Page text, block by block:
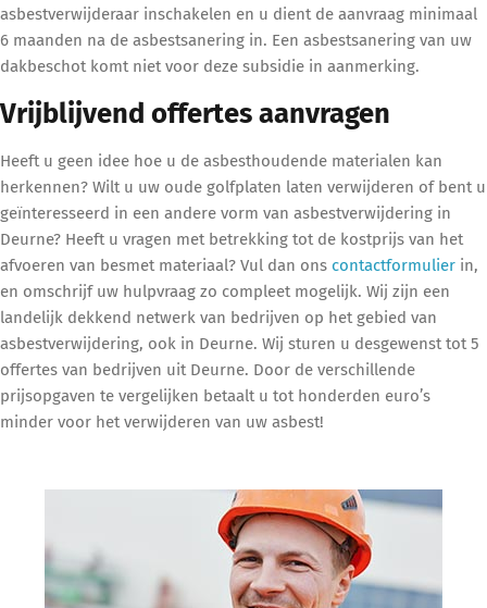
asbestverwijderaar inschakelen en u dient de aanvraag minimaal
6 maanden na de asbestsanering in. Een asbestsanering van uw
dakbeschot komt niet voor deze subsidie in aanmerking.
Vrijblijvend offertes aanvragen
Heeft u geen idee hoe u de asbesthoudende materialen kan
herkennen? Wilt u uw oude golfplaten laten verwijderen of bent u
geïnteresseerd in een andere vorm van asbestverwijdering in
Deurne? Heeft u vragen met betrekking tot de kostprijs van het
afvoeren van besmet materiaal? Vul dan ons contactformulier in,
en omschrijf uw hulpvraag zo compleet mogelijk. Wij zijn een
landelijk dekkend netwerk van bedrijven op het gebied van
asbestverwijdering, ook in Deurne. Wij sturen u desgewenst tot 5
offertes van bedrijven uit Deurne. Door de verschillende
prijsopgaven te vergelijken betaalt u tot honderden euro’s
minder voor het verwijderen van uw asbest!